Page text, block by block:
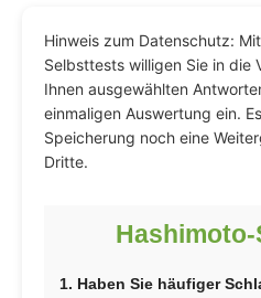
Hinweis zum Datenschutz:
Selbsttests willigen Sie in die
Ihnen ausgewählten
einmaligen Auswertung ein.
Speicherung noch eine
Dritte.
1. Haben Sie häufiger